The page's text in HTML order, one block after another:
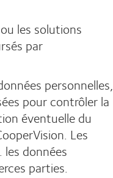
les solutions
par
personnelles,
pour contrôler la
éventuelle du
Les
données
parties.